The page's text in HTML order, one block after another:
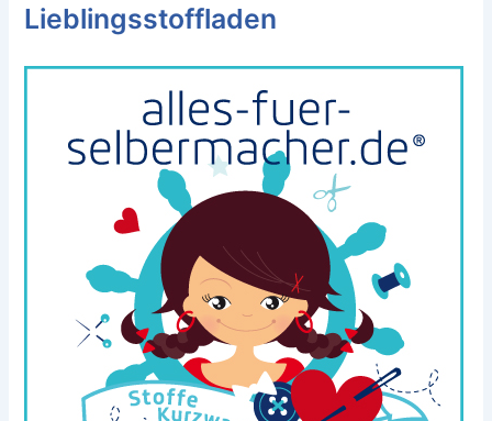
Lieblingsstoffladen